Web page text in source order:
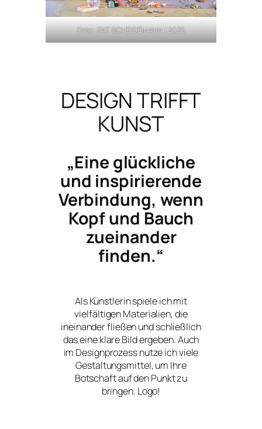
Foto: PAT SCHEIDEMANN | 2025
DESIGN TRIFFT
KUNST
„Eine glückliche
und inspirierende
Verbindung, wenn
Kopf und Bauch
zueinander
finden.“
Als Künstlerin spiele ich mit
vielfältigen Materialien, die
ineinander fließen und schließlich
das eine klare Bild ergeben. Auch
im Designprozess nutze ich viele
Gestaltungsmittel, um Ihre
Botschaft auf den Punkt zu
bringen. Logo!